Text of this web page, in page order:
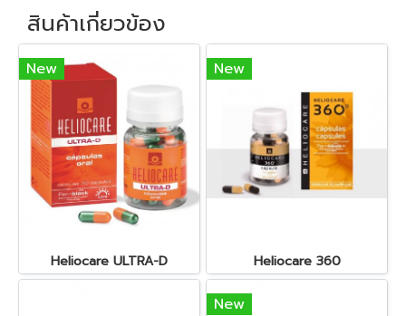
สินค้าเกี่ยวข้อง
New
Heliocare ULTRA-D
New
Heliocare 360
New